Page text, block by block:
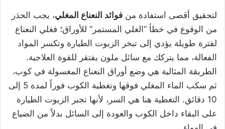
لتحقيق أقصى استفادة من فوائد النعناع المغلي، يجب الحذر
من الوقوع في خطأ “الغلي المستمر” للأوراق؛ فغلي النعناع
لفترة طويلة يؤدي إلى تبخر الزيوت الطيارة وتكسر المواد
الفعالة، مما يتركك مع سائل ملون يفتقر للقوة العلاجية.
الطريقة المثالية هي وضع أوراق النعناع المغسولة في كوب،
ثم سكب الماء المغلي فوقها وتغطية الكوب فوراً لمدة 5 إلى
10 دقائق. التغطية هنا هي السر، لأنها تجبر الزيوت الطيارة
على البقاء داخل الكوب والعودة إلى السائل بدلاً من الضياع